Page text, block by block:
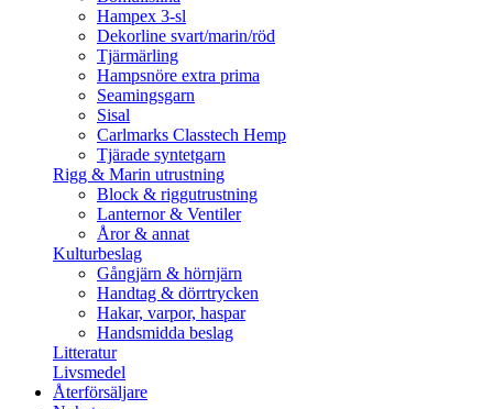
Hampex 3-sl
Dekorline svart/marin/röd
Tjärmärling
Hampsnöre extra prima
Seamingsgarn
Sisal
Carlmarks Classtech Hemp
Tjärade syntetgarn
Rigg & Marin utrustning
Block & riggutrustning
Lanternor & Ventiler
Åror & annat
Kulturbeslag
Gångjärn & hörnjärn
Handtag & dörrtrycken
Hakar, varpor, haspar
Handsmidda beslag
Litteratur
Livsmedel
Återförsäljare